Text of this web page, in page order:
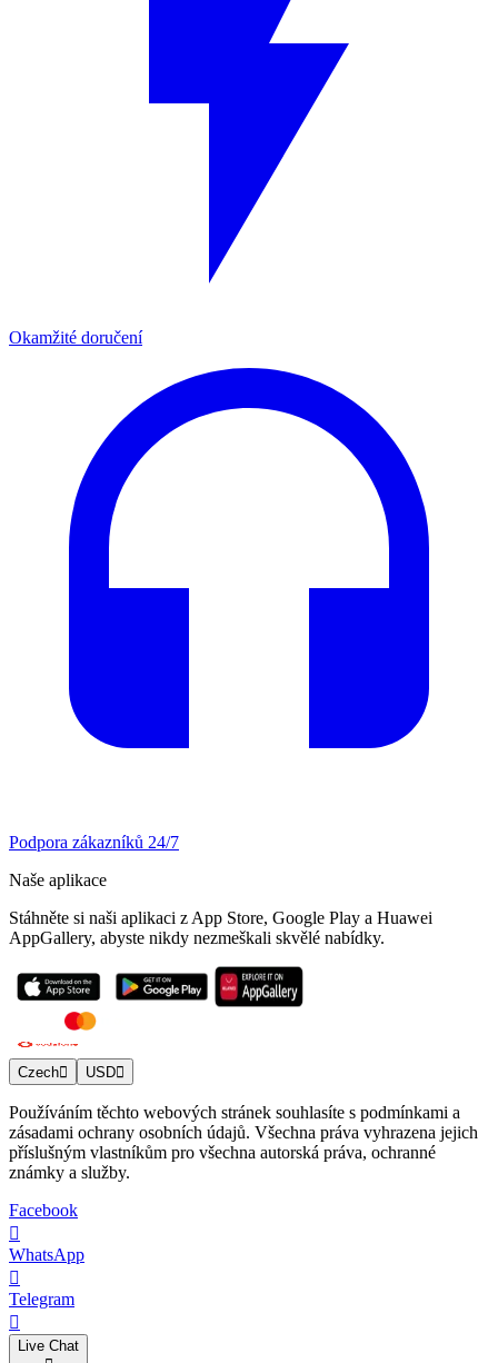
Okamžité doručení
Podpora zákazníků 24/7
Naše aplikace
Stáhněte si naši aplikaci z App Store, Google Play a Huawei
AppGallery, abyste nikdy nezmeškali skvělé nabídky.
Czech USD
Používáním těchto webových stránek souhlasíte s podmínkami a
zásadami ochrany osobních údajů. Všechna práva vyhrazena jejich
příslušným vlastníkům pro všechna autorská práva, ochranné
známky a služby.
Facebook
WhatsApp
Telegram
Live Chat